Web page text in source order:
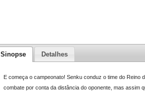
Sinopse Detalhes
E começa o campeonato! Senku conduz o time do Reino
combate por conta da distância do oponente, mas assim